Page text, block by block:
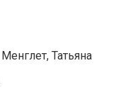
Татьяна